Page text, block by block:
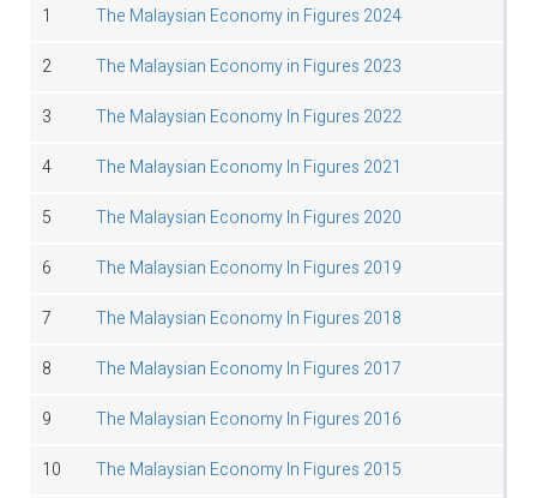
1
The Malaysian Economy in Figures 2024
2
The Malaysian Economy in Figures 2023
3
The Malaysian Economy In Figures 2022
4
The Malaysian Economy In Figures 2021
5
The Malaysian Economy In Figures 2020
6
The Malaysian Economy In Figures 2019
7
The Malaysian Economy In Figures 2018
8
The Malaysian Economy In Figures 2017
9
The Malaysian Economy In Figures 2016
10
The Malaysian Economy In Figures 2015